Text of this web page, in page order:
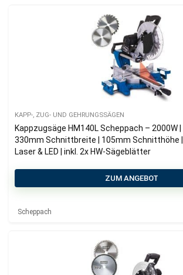
KAPP-, ZUG- UND GEHRUNGSSÄGEN
Kappzugsäge HM140L Scheppach – 2000W |
330mm Schnittbreite | 105mm Schnitthöhe |
Laser & LED | inkl. 2x HW-Sägeblätter
ZUM ANGEBOT
Scheppach